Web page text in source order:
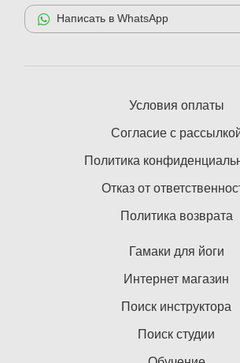
Написать в WhatsApp
Условия оплаты
Согласие с
Политика
Отказ от
Политика возврата
Гамаки для йоги
Интернет магазин
Поиск инструктора
Поиск студии